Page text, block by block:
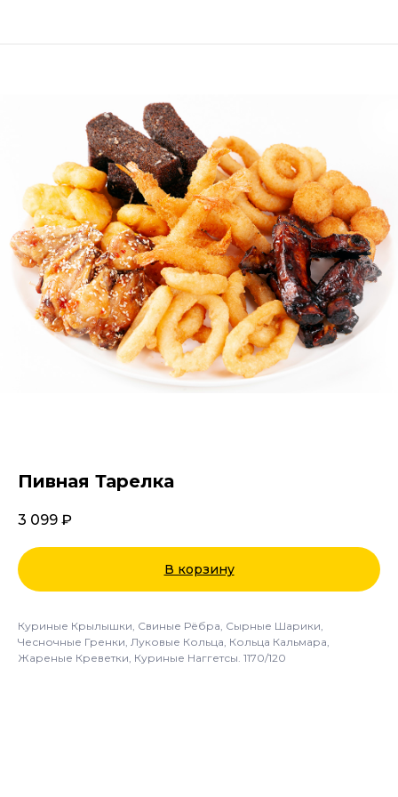
Пивная Тарелка
3 099 ₽
В корзину
Куриные Крылышки, Свиные Рёбра, Сырные Шарики,
Чесночные Гренки, Луковые Кольца, Кольца Кальмара,
Жареные Креветки, Куриные Наггетсы. 1170/120